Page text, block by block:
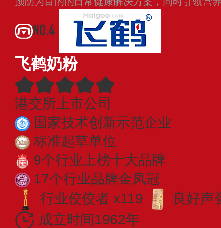
NO.4
飞鹤奶粉
港交所上市公司
国家技术创新示范企业
标准起草单位
9个行业上榜十大品牌
17个行业品牌金凤冠
行业佼佼者 x119
良好声
成立时间1962年